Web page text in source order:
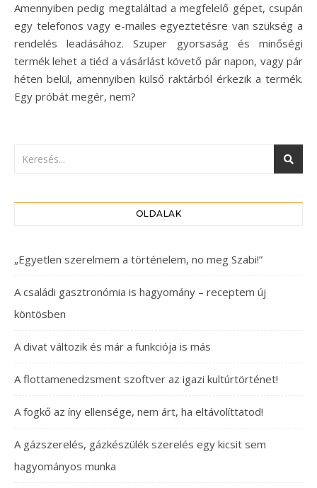
Amennyiben pedig megtaláltad a megfelelő gépet, csupán
egy telefonos vagy e-mailes egyeztetésre van szükség a
rendelés leadásához. Szuper gyorsaság és minőségi
termék lehet a tiéd a vásárlást követő pár napon, vagy pár
héten belül, amennyiben külső raktárból érkezik a termék.
Egy próbát megér, nem?
OLDALAK
„Egyetlen szerelmem a történelem, no meg Szabi!”
A családi gasztronómia is hagyomány – receptem új
köntösben
A divat változik és már a funkciója is más
A flottamenedzsment szoftver az igazi kultúrtörténet!
A fogkő az íny ellensége, nem árt, ha eltávolíttatod!
A gázszerelés, gázkészülék szerelés egy kicsit sem
hagyományos munka